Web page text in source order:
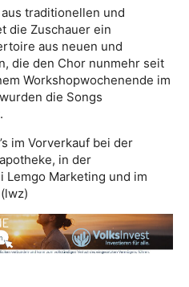
traditionellen und
die Zuschauer ein
aus neuen und
die den Chor nunmehr seit
Workshopwochenende im
die Songs
im Vorverkauf bei der
in der
Lemgo Marketing und im